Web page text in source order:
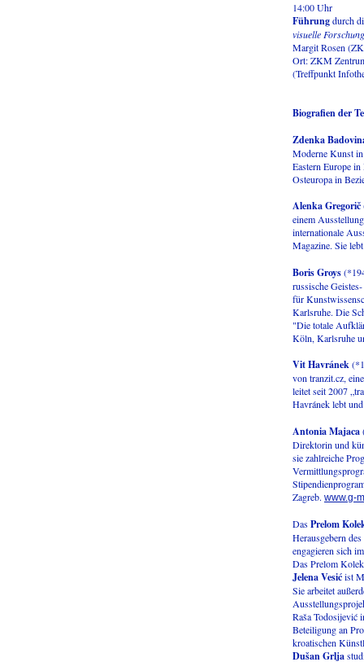
14:00 Uhr
Führungdurch
visuelle
Margit Rosen
Ort: ZKM
(Treffpunkt
Biografien der
Zdenka
Moderne Kunst
Eastern Europe
Osteuropa in
Alenka Gregorič
einem
internationale
Magazine. Sie
Boris Groys
russische
für
Karlsruhe. Die
"Die totale
Köln, Karlsruhe
Vit Havránek
von tranzit.cz,
leitet seit 2007
Havránek lebt
Antonia Majaca
Direktorin und
sie zahlreiche
Zagreb. www.g-
DasPrelom
Herausgebern
engagieren sich
Das Prelom
Jelena Vesićist
Sie arbeitet
Raša Todosijević
Beteiligung an
kroatischen
Dušan Grlja